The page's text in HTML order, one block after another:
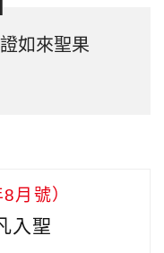
如來聖果
月號）
入聖